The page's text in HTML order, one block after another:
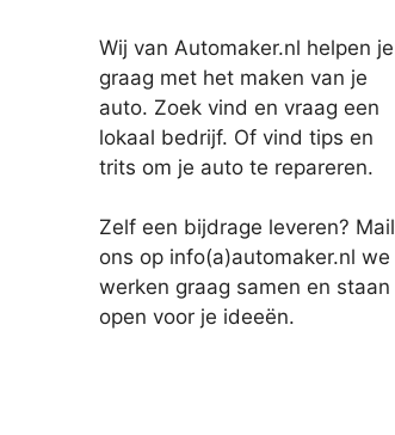
Wij van Automaker.nl helpen je
graag met het maken van je
auto. Zoek vind en vraag een
lokaal bedrijf. Of vind tips en
trits om je auto te repareren.
Zelf een bijdrage leveren? Mail
ons op info(a)automaker.nl we
werken graag samen en staan
open voor je ideeën.